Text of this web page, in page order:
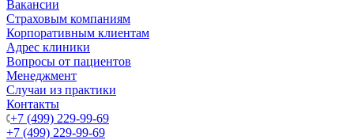
Вакансии
Страховым компаниям
Корпоративным клиентам
Адрес клиники
Вопросы от пациентов
Менеджмент
Случаи из практики
Контакты
+7 (499) 229-99-69
+7 (499) 229-99-69